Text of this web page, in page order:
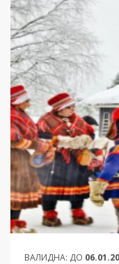
ВАЛИДНА: ДО